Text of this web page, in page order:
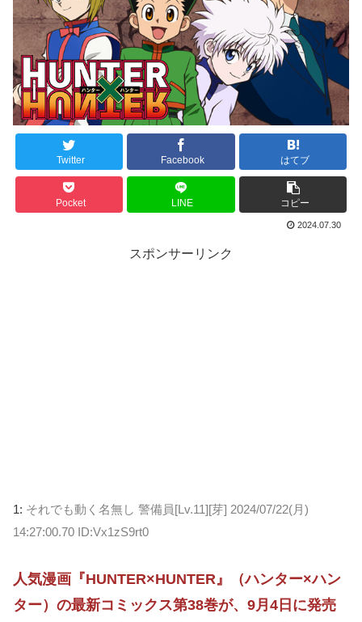
Twitter Facebook はてブ
Pocket LINE コピー
2024.07.30
スポンサーリンク
1: それでも動く名無し 警備員[Lv.11][芽] 2024/07/22(月)
14:27:00.70 ID:Vx1zS9rt0
人気漫画『HUNTER×HUNTER』（ハンター×ハン
ター）の最新コミックス第38巻が、9月4日に発売